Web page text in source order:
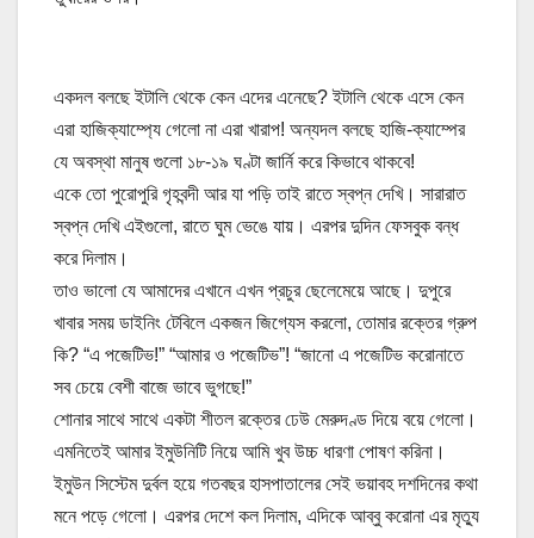
একদল বলছে ইটালি থেকে কেন এদের এনেছে? ইটালি থেকে এসে কেন
এরা হাজিক্যাম্প্যে গেলো না এরা খারাপ! অন্যদল বলছে হাজি-ক্যাম্পের
যে অবস্থা মানুষ গুলো ১৮-১৯ ঘণ্টা জার্নি করে কিভাবে থাকবে!
একে তো পুরোপুরি গৃহবন্দী আর যা পড়ি তাই রাতে স্বপ্ন দেখি। সারারাত
স্বপ্ন দেখি এইগুলো, রাতে ঘুম ভেঙে যায়। এরপর দুদিন ফেসবুক বন্ধ
করে দিলাম।
তাও ভালো যে আমাদের এখানে এখন প্রচুর ছেলেমেয়ে আছে। দুপুরে
খাবার সময় ডাইনিং টেবিলে একজন জিগ্যেস করলো, তোমার রক্তের গ্রুপ
কি? “এ পজেটিভ!” “আমার ও পজেটিভ”! “জানো এ পজেটিভ করোনাতে
সব চেয়ে বেশী বাজে ভাবে ভুগছে!”
শোনার সাথে সাথে একটা শীতল রক্তের ঢেউ মেরুদণ্ড দিয়ে বয়ে গেলো।
এমনিতেই আমার ইমুউনিটি নিয়ে আমি খুব উচ্চ ধারণা পোষণ করিনা।
ইমুউন সিস্টেম দুর্বল হয়ে গতবছর হাসপাতালের সেই ভয়াবহ দশদিনের কথা
মনে পড়ে গেলো। এরপর দেশে কল দিলাম, এদিকে আব্বু করোনা এর মৃত্যু